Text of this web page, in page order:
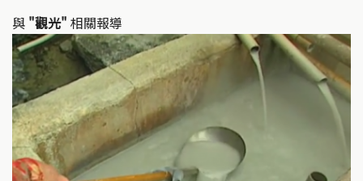
與 "觀光" 相關報導